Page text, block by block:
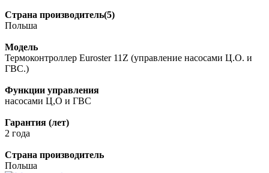
Страна производитель(5)
Польша
Модель
Термоконтроллер Euroster 11Z (управление насосами Ц.О. и
ГВС.)
Функции управления
насосами Ц,О и ГВС
Гарантия (лет)
2 года
Страна производитель
Польша